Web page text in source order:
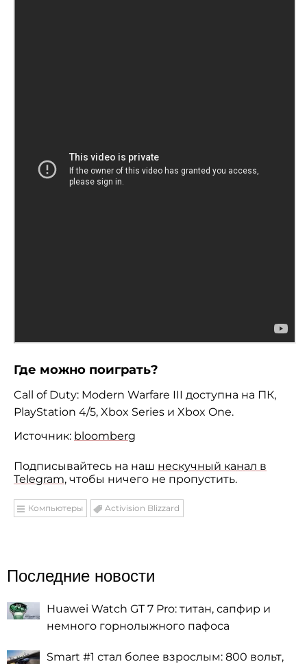
Где можно поиграть?
Call of Duty: Modern Warfare III доступна на ПК,
PlayStation 4/5, Xbox Series и Xbox One.
Источник: bloomberg
Подписывайтесь на наш нескучный канал в
Telegram, чтобы ничего не пропустить.
Компьютеры Activision Blizzard
Последние новости
Huawei Watch GT 7 Pro: титан, сапфир и
немного горнолыжного пафоса
Smart #1 стал более взрослым: 800 вольт,